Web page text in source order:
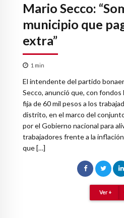
Mario Secco:
municipio que
extra”
1 min
El intendente del partido
Secco, anunció que, con fondos
fija de 60 mil pesos a los
distrito, en el marco del
por el Gobierno nacional para
trabajadores frente a la
que […]
Ver +